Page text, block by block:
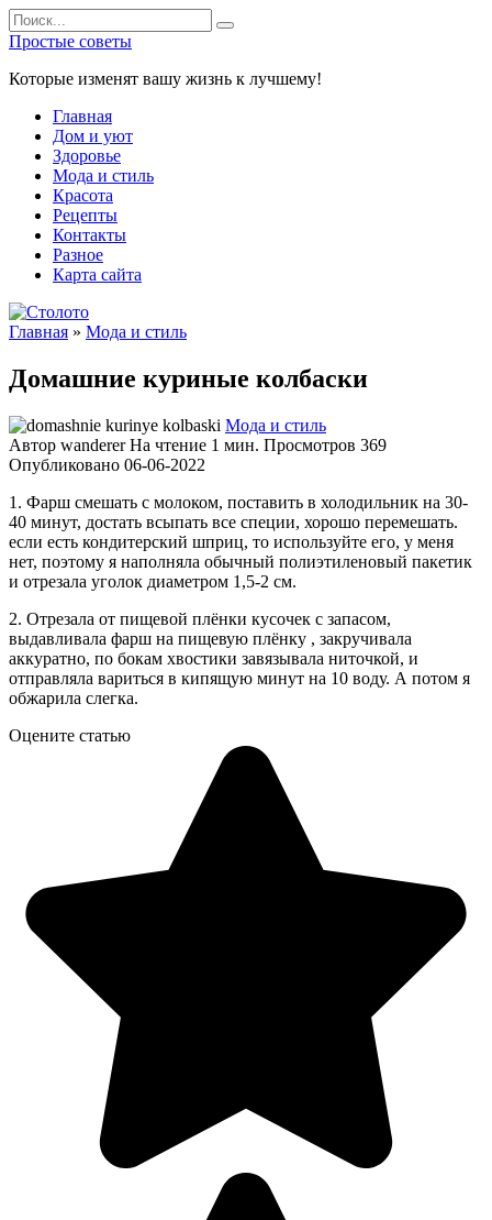
Перейти
к
содержанию
Search
for:
Простые советы
Которые изменят вашу жизнь к лучшему!
Главная
Дом и уют
Здоровье
Мода и стиль
Красота
Рецепты
Контакты
Разное
Карта сайта
Главная » Мода и стиль
Домашние куриные колбаски
Мода и стиль
Автор wanderer На чтение 1 мин. Просмотров 369
Опубликовано 06-06-2022
1. Фарш смешать с молоком, поставить в холодильник на 30-
40 минут, достать всыпать все специи, хорошо перемешать.
если есть кондитерский шприц, то используйте его, у меня
нет, поэтому я наполняла обычный полиэтиленовый пакетик
и отрезала уголок диаметром 1,5-2 см.
2. Отрезала от пищевой плёнки кусочек с запасом,
выдавливала фарш на пищевую плёнку , закручивала
аккуратно, по бокам хвостики завязывала ниточкой, и
отправляла вариться в кипящую минут на 10 воду. А потом я
обжарила слегка.
Оцените статью